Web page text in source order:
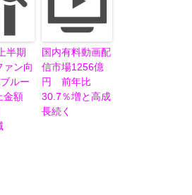
半期
ァン向
ルー
金額
国内有料動画配
信市場1256億
円 前年比
30.7％増と高成
長続く